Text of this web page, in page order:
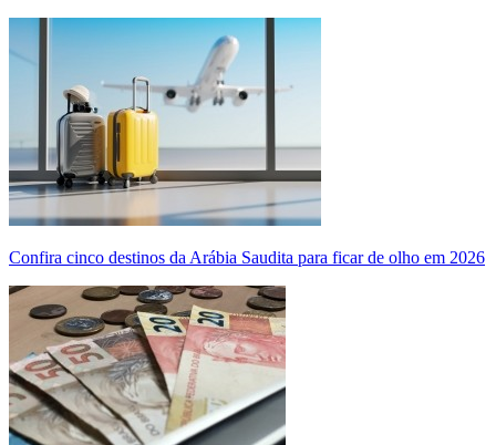
Confira cinco destinos da Arábia Saudita para ficar de olho em 2026